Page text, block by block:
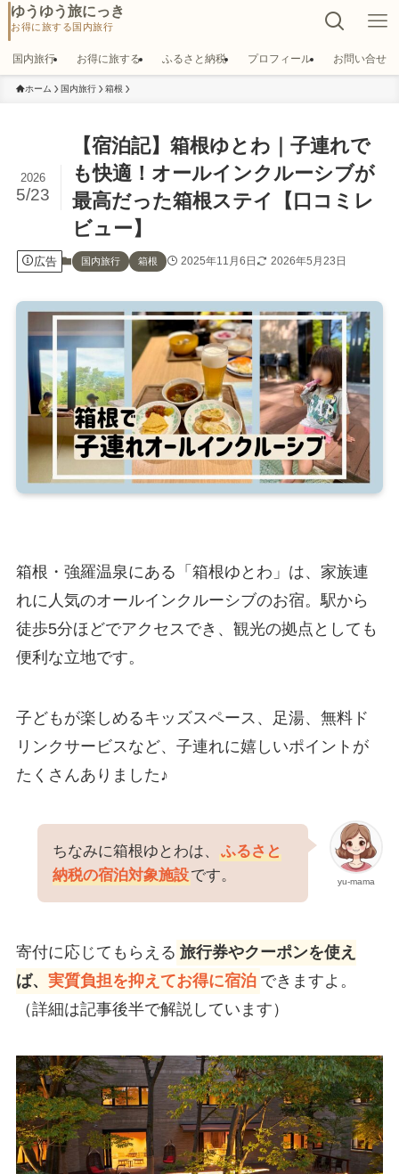
ゆうゆう旅にっき
国内旅行 お得に旅する ふるさと納税 プロフィール お問い合せ
ホーム 国内旅行 箱根
【宿泊記】箱根ゆとわ｜子連れで
も快適！オールインクルーシブが
最高だった箱根ステイ【口コミレ
ビュー】
2026
5/23
広告 国内旅行 箱根 2025年11月6日 2026年5月23日
箱根・強羅温泉にある「箱根ゆとわ」は、家族連
れに人気のオールインクルーシブのお宿。駅から
徒歩5分ほどでアクセスでき、観光の拠点としても
便利な立地です。
子どもが楽しめるキッズスペース、足湯、無料ド
リンクサービスなど、子連れに嬉しいポイントが
たくさんありました♪
yu-mama
ちなみに箱根ゆとわは、
ふるさと
納税の宿泊対象施設です。
寄付に応じてもらえる 旅行券やクーポンを使え
ば、 実質負担を抑えてお得に宿泊 できますよ。
（詳細は記事後半で解説しています）